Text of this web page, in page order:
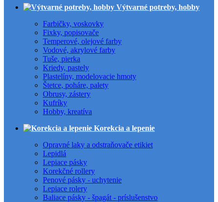
Výtvarné potreby, hobby
Farbičky, voskovky
Fixky, popisovače
Temperové, olejové farby
Vodové, akrylové farby
Tuše, pierka
Kriedy, pastely
Plastelíny, modelovacie hmoty
Štetce, poháre, palety
Obrusy, zástery
Kufríky
Hobby, kreatíva
Korekcia a lepenie
Opravné laky a odstraňovače etikiet
Lepidlá
Lepiace pásky
Korekčné rollery
Penové pásky - uchytenie
Lepiace rolery
Baliace pásky - špagát - príslušenstvo